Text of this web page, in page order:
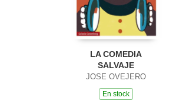
LA COMEDIA
SALVAJE
JOSE OVEJERO
En stock